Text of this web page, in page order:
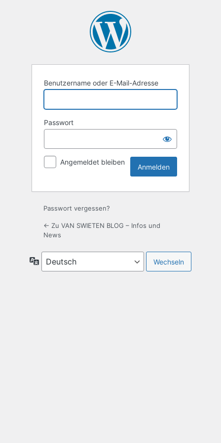
Benutzername oder E-Mail-Adresse
Passwort
Angemeldet bleiben
Passwort vergessen?
← Zu VAN SWIETEN BLOG – Infos und
News
Sprache